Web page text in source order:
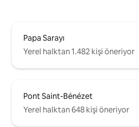
Papa Sarayı
Yerel halktan 1.482 kişi öneriyor
Pont Saint-Bénézet
Yerel halktan 648 kişi öneriyor